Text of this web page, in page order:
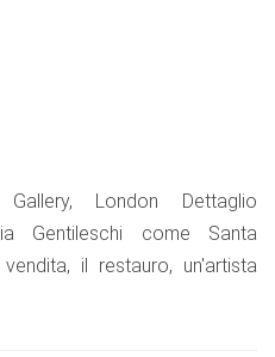
London Dettaglio
Gentileschi come Santa
il restauro, un'artista